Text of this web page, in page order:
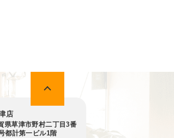
店
県草津市野村二丁目3番
都計第一ビル1階